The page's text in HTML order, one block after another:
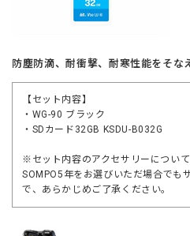
防塵防滴、耐衝撃、耐寒性能をそな
【セット内容】
・WG-90 ブラック
・SDカード32GB KSDU-B032G
※セット内容のアクセサリーについ
SOMPO5年をお選びいただ場合でも
で、あらかじめご了承ください。